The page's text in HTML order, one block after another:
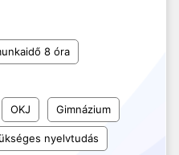
8 óra
OKJ Gimnázium
nyelvtudás